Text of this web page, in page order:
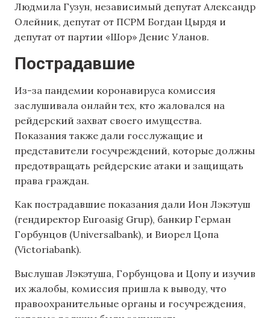
Людмила Гузун, независимый депутат Александр
Олейник, депутат от ПСРМ Богдан Цырдя и
депутат от партии «Шор» Денис Уланов.
Пострадавшие
Из-за пандемии коронавируса комиссия
заслушивала онлайн тех, кто жаловался на
рейдерский захват своего имущества.
Показания также дали госслужащие и
представители госучреждений, которые должны
предотвращать рейдерские атаки и защищать
права граждан.
Как пострадавшие показания дали Ион Лэкэтуш
(гендиректор Euroasig Grup), банкир Герман
Горбунцов (Universalbank), и Виорел Цопа
(Victoriabank).
Выслушав Лэкэтуша, Горбунцова и Цопу и изучив
их жалобы, комиссия пришла к выводу, что
правоохранительные органы и госучреждения,